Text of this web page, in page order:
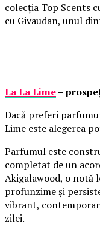
colecția Top Scents
cu Givaudan, unul
La La Lime–
Dacă preferi
Lime este alegerea
Parfumul este
completat de un
Akigalawood, o notă
profunzime și
vibrant,
zilei.